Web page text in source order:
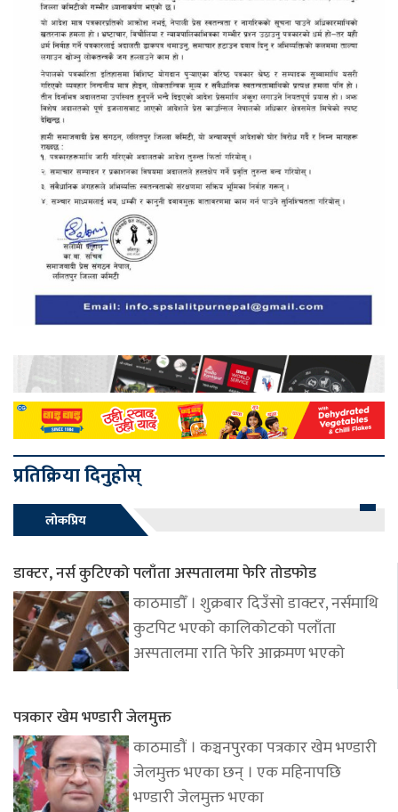
प्रतिक्रिया दिनुहोस्
लोकप्रिय
डाक्टर, नर्स कुटिएको पलाँता अस्पतालमा फेरि तोडफोड
काठमाडौँ । शुक्रबार दिउँसो डाक्टर, नर्समाथि
कुटपिट भएको कालिकोटको पलाँता
अस्पतालमा राति फेरि आक्रमण भएको
पत्रकार खेम भण्डारी जेलमुक्त
काठमाडौं । कञ्चनपुरका पत्रकार खेम भण्डारी
जेलमुक्त भएका छन् । एक महिनापछि
भण्डारी जेलमुक्त भएका